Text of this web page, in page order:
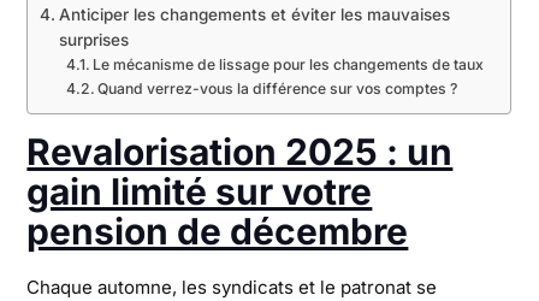
Anticiper les changements et éviter les mauvaises
surprises
Le mécanisme de lissage pour les changements de taux
Quand verrez-vous la différence sur vos comptes ?
Revalorisation 2025 : un
gain limité sur votre
pension de décembre
Chaque automne, les syndicats et le patronat se